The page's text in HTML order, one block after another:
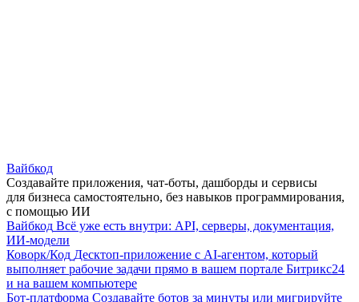
Вайбкод
Создавайте приложения, чат-боты, дашборды и сервисы
для бизнеса самостоятельно, без навыков программирования,
с помощью ИИ
Вайбкод Всё уже есть внутри: API, серверы, документация,
ИИ-модели
Коворк/Код Десктоп-приложение с AI-агентом, который
выполняет рабочие задачи прямо в вашем портале Битрикс24
и на вашем компьютере
Бот-платформа Создавайте ботов за минуты или мигрируйте